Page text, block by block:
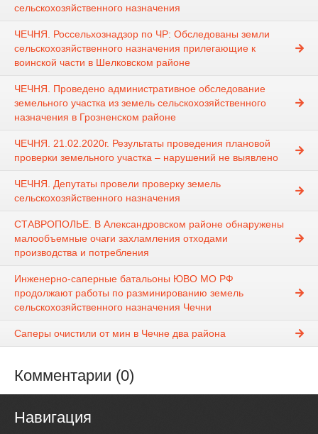
сельскохозяйственного назначения
ЧЕЧНЯ. Россельхознадзор по ЧР: Обследованы земли
сельскохозяйственного назначения прилегающие к
воинской части в Шелковском районе
ЧЕЧНЯ. Проведено административное обследование
земельного участка из земель сельскохозяйственного
назначения в Грозненском районе
ЧЕЧНЯ. 21.02.2020г. Результаты проведения плановой
проверки земельного участка – нарушений не выявлено
ЧЕЧНЯ. Депутаты провели проверку земель
сельскохозяйственного назначения
СТАВРОПОЛЬЕ. В Александровском районе обнаружены
малообъемные очаги захламления отходами
производства и потребления
Инженерно-саперные батальоны ЮВО МО РФ
продолжают работы по разминированию земель
сельскохозяйственного назначения Чечни
Саперы очистили от мин в Чечне два района
Комментарии (0)
Навигация